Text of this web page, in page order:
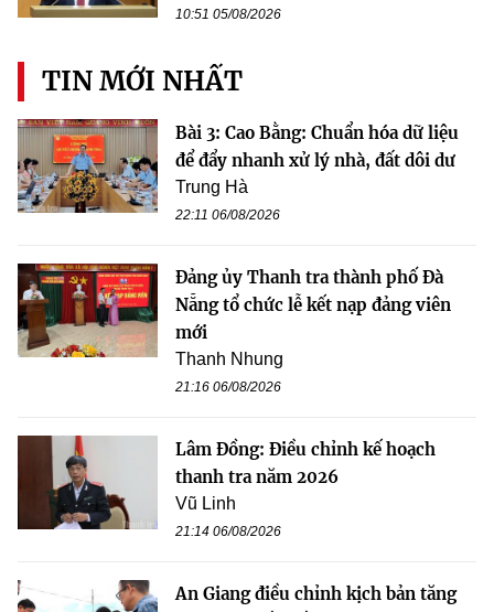
10:51 05/08/2026
TIN MỚI NHẤT
Bài 3: Cao Bằng: Chuẩn hóa dữ liệu
để đẩy nhanh xử lý nhà, đất dôi dư
Trung Hà
22:11 06/08/2026
Đảng ủy Thanh tra thành phố Đà
Nẵng tổ chức lễ kết nạp đảng viên
mới
Thanh Nhung
21:16 06/08/2026
Lâm Đồng: Điều chỉnh kế hoạch
thanh tra năm 2026
Vũ Linh
21:14 06/08/2026
An Giang điều chỉnh kịch bản tăng